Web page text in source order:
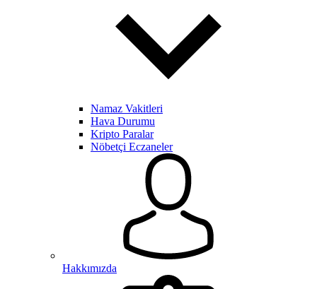
Namaz Vakitleri
Hava Durumu
Kripto Paralar
Nöbetçi Eczaneler
Hakkımızda